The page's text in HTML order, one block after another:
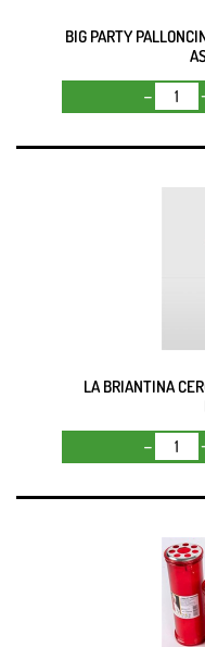
BIG PARTY
LA BRIANTINA